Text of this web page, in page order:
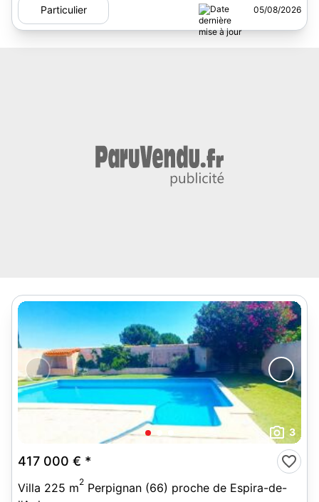
Particulier 05/08/2026
3
417 000 € *
Villa 225 m2 Perpignan (66) proche de Espira-de-